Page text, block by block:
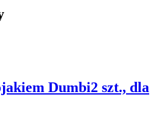
Dumbi2 szt., dla